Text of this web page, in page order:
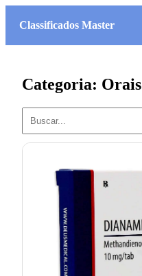
Classificados Master
Categoria: Orais